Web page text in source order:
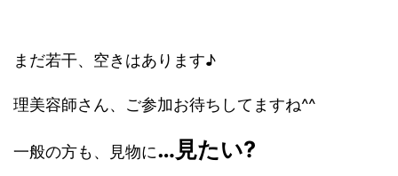
まだ若干、空きはあります♪
理美容師さん、ご参加お待ちしてますね^^
一般の方も、見物に…見たい?